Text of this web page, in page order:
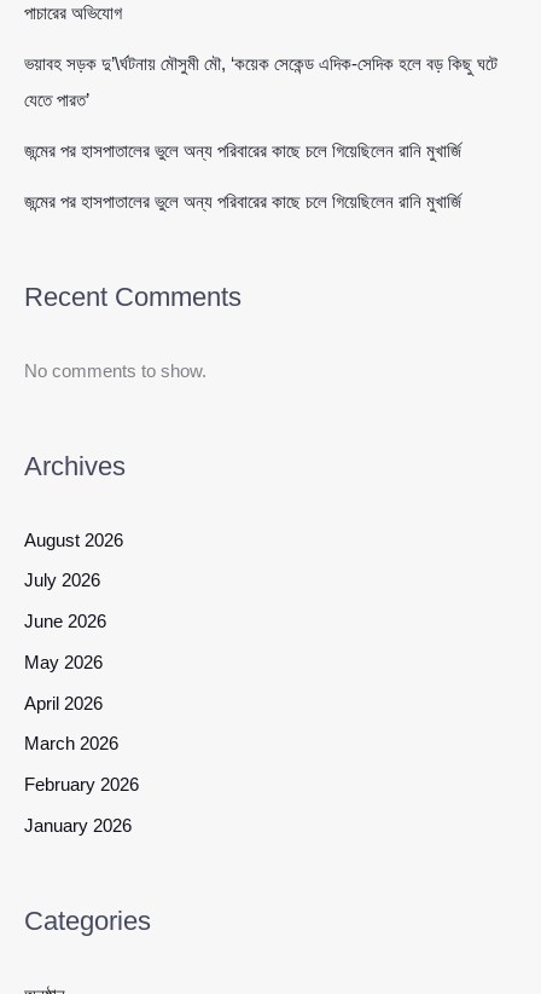
পাচারের অভিযোগ
ভয়াবহ সড়ক দু’\র্ঘটনায় মৌসুমী মৌ, ‘কয়েক সেকেন্ড এদিক-সেদিক হলে বড় কিছু ঘটে
যেতে পারত’
জন্মের পর হাসপাতালের ভুলে অন্য পরিবারের কাছে চলে গিয়েছিলেন রানি মুখার্জি
জন্মের পর হাসপাতালের ভুলে অন্য পরিবারের কাছে চলে গিয়েছিলেন রানি মুখার্জি
Recent Comments
No comments to show.
Archives
August 2026
July 2026
June 2026
May 2026
April 2026
March 2026
February 2026
January 2026
Categories